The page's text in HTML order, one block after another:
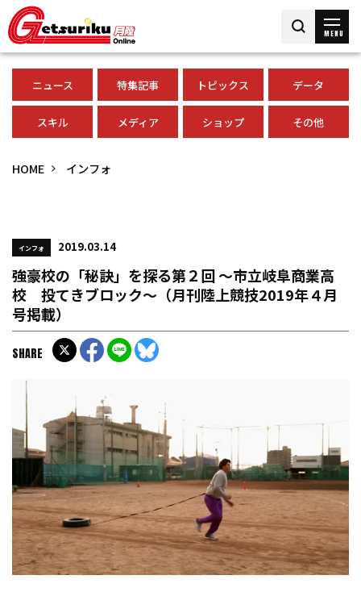
MENU
ニュース 特集記事 トピックス データ
スキル メディア ショップ その他
HOME インフォ
インフォ 2019.03.14
強豪校の「秘訣」を探る第２回 ～市立岐阜商業高
校 投てきブロック～（月刊陸上競技2019年４月
号掲載）
SHARE